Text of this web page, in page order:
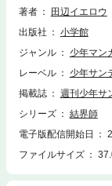
著者
田辺イエロウ
出版社
小学館
ジャンル
少年マン
レーベル
少年サン
掲載誌
週刊少年サ
シリーズ
結界師
電子版配信開始日
ファイルサイズ